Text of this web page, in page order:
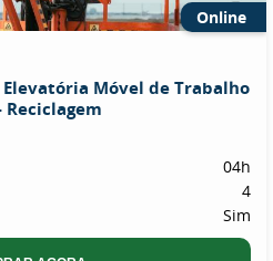
Online
Móvel de Trabalho
Reciclagem
04h
4
Sim